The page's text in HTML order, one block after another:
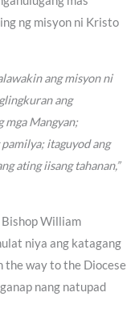
ng misyon ni Kristo
ang misyon ni
ang
mga Mangyan;
itaguyod ang
ating iisang tahanan,”
Bishop William
niya ang katagang
the way to the Diocese
nang natupad